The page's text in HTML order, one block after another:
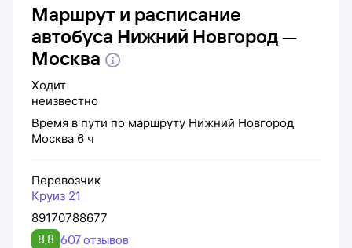
Маршрут и расписание
автобуса Нижний Новгород —
Москва
Ходит
неизвестно
Время в пути по маршруту Нижний Новгород
Москва 6 ч
Перевозчик
Круиз 21
89170788677
8,8 607 отзывов